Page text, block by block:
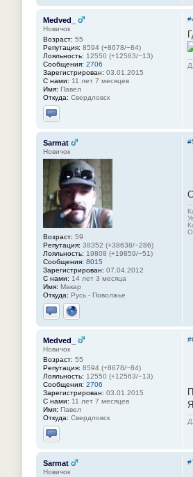
Medved_
Новичок
Возраст: 55
Репутация: 8594 (+8678/−84)
Лояльность: 12550 (+12563/−13)
Сообщения: 2706
Зарегистрирован: 03.01.2015
С нами: 11 лет 7 месяцев
Имя: Павел
Откуда: Свердловск
Отправить личное сообщение
Sarmat
Новичок
Возраст: 59
Репутация: 38352 (+38638/−286)
Лояльность: 19808 (+19859/−51)
Сообщения: 8015
Зарегистрирован: 07.04.2012
С нами: 14 лет 3 месяца
Имя: Макар
Откуда: Русь - Поволжье
Отправить личное сообщение
Сайт
Medved_
Новичок
Возраст: 55
Репутация: 8594 (+8678/−84)
Лояльность: 12550 (+12563/−13)
Сообщения: 2706
Зарегистрирован: 03.01.2015
С нами: 11 лет 7 месяцев
Имя: Павел
Откуда: Свердловск
Отправить личное сообщение
Sarmat
Новичок